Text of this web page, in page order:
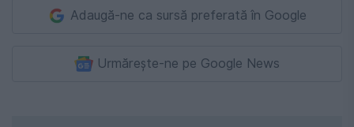
Adaugă-ne ca sursă preferată în Google
Urmărește-ne pe Google News